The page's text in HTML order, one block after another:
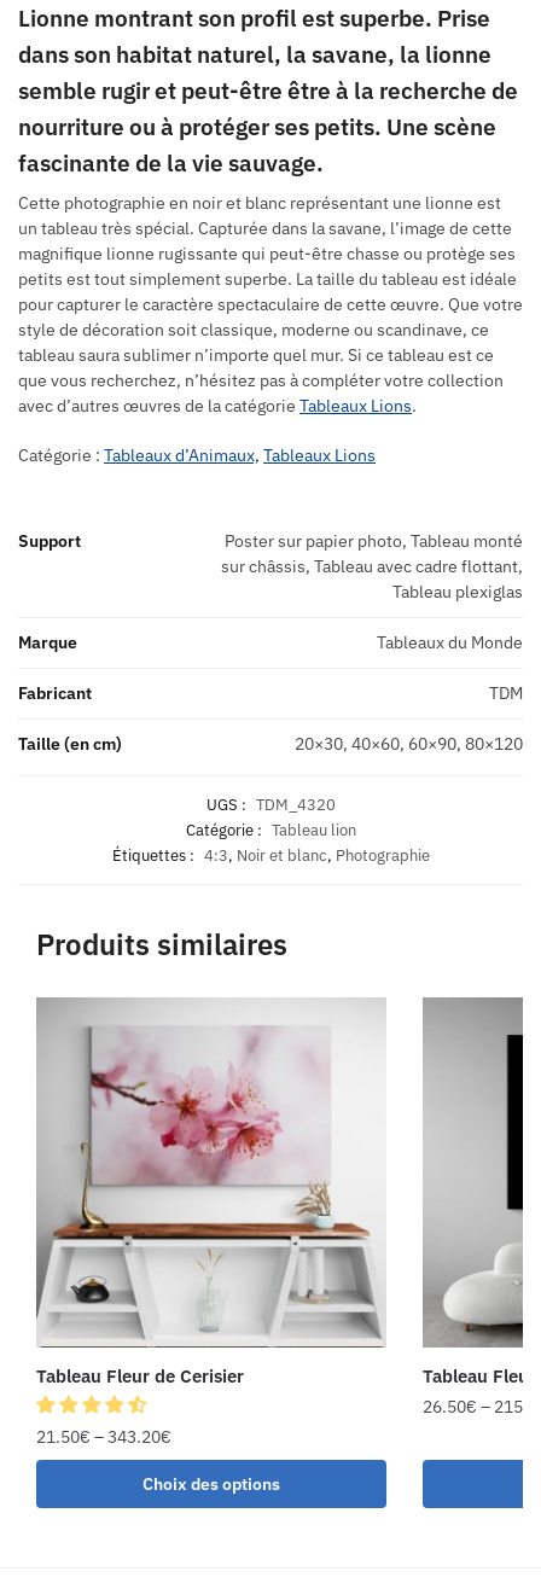
Lionne montrant son profil est superbe. Prise
dans son habitat naturel, la savane, la lionne
semble rugir et peut-être être à la recherche de
nourriture ou à protéger ses petits. Une scène
fascinante de la vie sauvage.
Cette photographie en noir et blanc représentant une lionne est
un tableau très spécial. Capturée dans la savane, l’image de cette
magnifique lionne rugissante qui peut-être chasse ou protège ses
petits est tout simplement superbe. La taille du tableau est idéale
pour capturer le caractère spectaculaire de cette œuvre. Que votre
style de décoration soit classique, moderne ou scandinave, ce
tableau saura sublimer n’importe quel mur. Si ce tableau est ce
que vous recherchez, n’hésitez pas à compléter votre collection
avec d’autres œuvres de la catégorie Tableaux Lions.
Catégorie : Tableaux d’Animaux, Tableaux Lions
Support
Poster sur papier photo, Tableau monté
sur châssis, Tableau avec cadre flottant,
Tableau plexiglas
Marque Tableaux du Monde
Fabricant TDM
Taille (en cm) 20×30, 40×60, 60×90, 80×120
UGS : TDM_4320
Catégorie : Tableau lion
Étiquettes : 4:3, Noir et blanc, Photographie
Produits similaires
Tableau Fleur de Cerisier
21.50€ –343.20€
Choix des options
Tableau
26.50€ –